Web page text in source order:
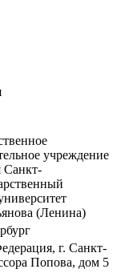
учреждение
Санкт-
(Ленина)
г. Санкт-
Попова, дом 5